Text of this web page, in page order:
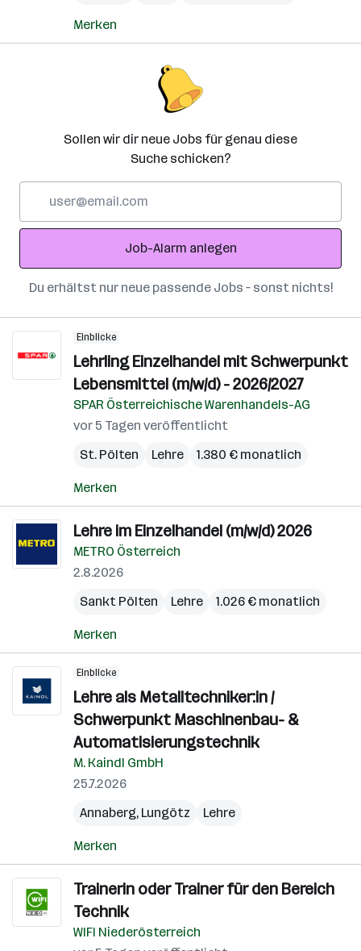
Merken
Sollen wir dir neue Jobs für genau diese
Suche schicken?
Adresse
Job-Alarm anlegen
Du erhältst nur neue passende Jobs – sonst nichts!
Einblicke
Lehrling Einzelhandel mit Schwerpunkt
Lebensmittel (m/w/d) - 2026/2027
SPAR Österreichische Warenhandels-AG
vor 5 Tagen veröffentlicht
St. Pölten
Lehre 1.380 € monatlich
Merken
Lehre im Einzelhandel (m/w/d) 2026
METRO Österreich
2.8.2026
Sankt Pölten
Lehre 1.026 € monatlich
Merken
Einblicke
Lehre als Metalltechniker:in /
Schwerpunkt Maschinenbau- &
Automatisierungstechnik
M. Kaindl GmbH
25.7.2026
Annaberg, Lungötz Lehre
Merken
Trainerin oder Trainer für den Bereich
Technik
WIFI Niederösterreich